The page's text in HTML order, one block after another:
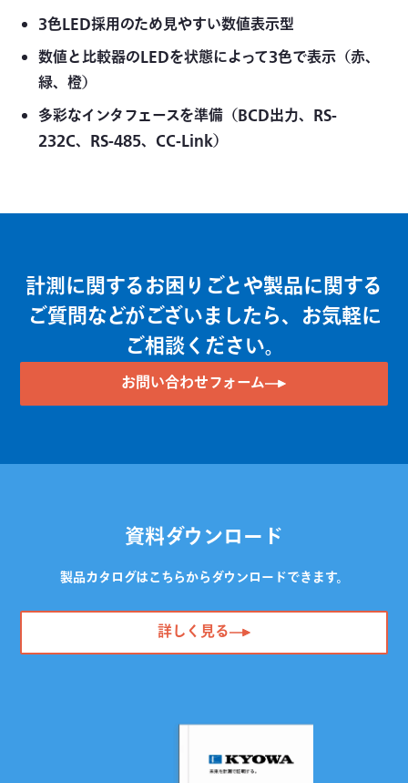
3色LED採用のため見やすい数値表示型
数値と比較器のLEDを状態によって3色で表示（赤、
緑、橙）
多彩なインタフェースを準備（BCD出力、RS-
232C、RS-485、CC-Link）
計測に関するお困りごとや製品に関する
ご質問などがございましたら、お気軽に
ご相談ください。
お問い合わせフォーム
資料ダウンロード
製品カタログはこちらからダウンロードできます。
詳しく見る